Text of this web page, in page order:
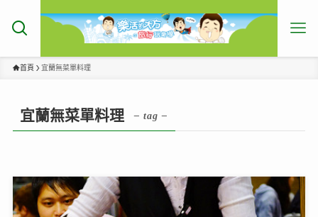
首頁 宜蘭無菜單料理
宜蘭無菜單料理 – tag –